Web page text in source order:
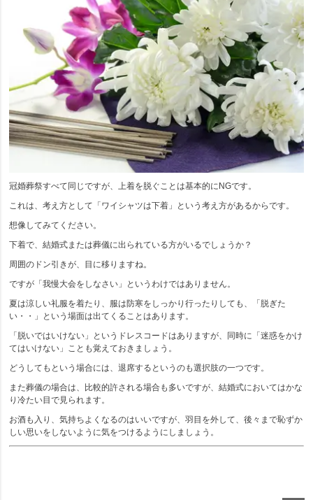
冠婚葬祭すべて同じですが、上着を脱ぐことは基本的にNGです。
これは、考え方として「ワイシャツは下着」という考え方があるからです。
想像してみてください。
下着で、結婚式または葬儀に出られている方がいるでしょうか？
周囲のドン引きが、目に移りますね。
ですが「我慢大会をしなさい」というわけではありません。
夏は涼しい礼服を着たり、服は防寒をしっかり行ったりしても、「脱ぎた
い・・」という場面は出てくることはあります。
「脱いではいけない」というドレスコードはありますが、同時に「迷惑をかけ
てはいけない」ことも覚えておきましょう。
どうしてもという場合には、退席するというのも選択肢の一つです。
また葬儀の場合は、比較的許される場合も多いですが、結婚式においてはかな
り冷たい目で見られます。
お酒も入り、気持ちよくなるのはいいですが、羽目を外して、後々まで恥ずか
しい思いをしないように気をつけるようにしましょう。